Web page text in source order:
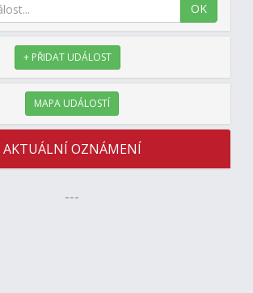
OK
+ PŘIDAT UDÁLOST
MAPA UDÁLOSTÍ
AKTUÁLNÍ OZNÁMENÍ
---